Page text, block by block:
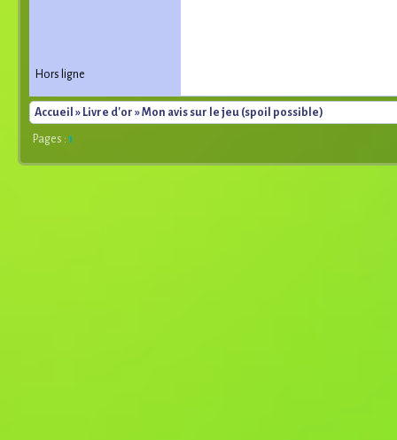
Hors ligne
Accueil » Livre d'or » Mon avis sur le jeu (spoil possible)
Pages : 1